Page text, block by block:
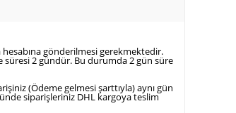
gönderilmesi gerekmektedir.
süresi 2 gündür. Bu durumda 2 gün süre
(Ödeme gelmesi şarttıyla) aynı gün
siparişleriniz DHL kargoya teslim